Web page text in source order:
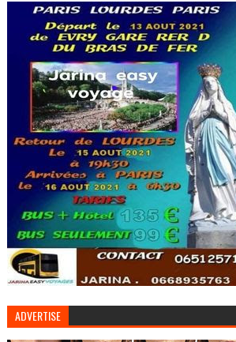
ADVERTISE